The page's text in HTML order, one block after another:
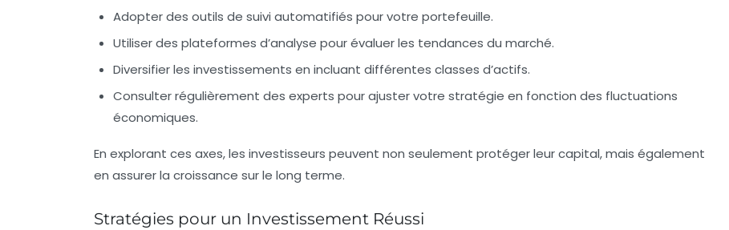
Adopter des outils de suivi automatifiés pour votre portefeuille.
Utiliser des plateformes d’analyse pour évaluer les tendances du marché.
Diversifier les investissements en incluant différentes classes d’actifs.
Consulter régulièrement des experts pour ajuster votre stratégie en fonction des fluctuations
économiques.
En explorant ces axes, les investisseurs peuvent non seulement protéger leur capital, mais également
en assurer la croissance sur le long terme.
Stratégies pour un Investissement Réussi